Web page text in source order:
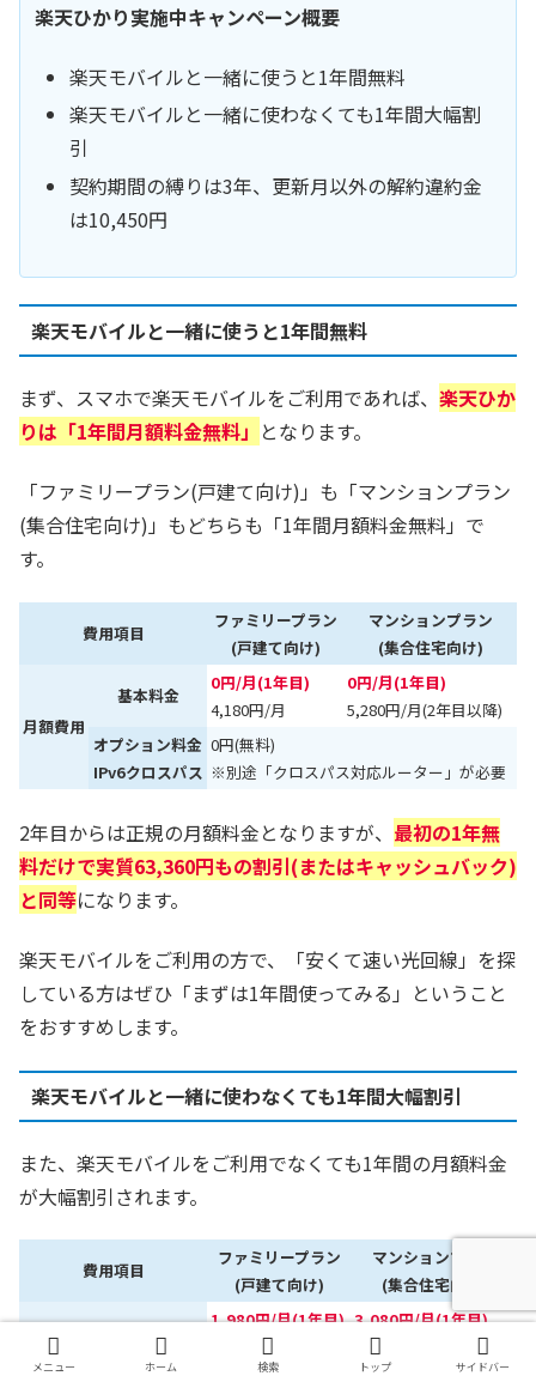
楽天ひかり実施中キャンペーン概要
楽天モバイルと一緒に使うと1年間無料
楽天モバイルと一緒に使わなくても1年間大幅割
引
契約期間の縛りは3年、更新月以外の解約違約金
は10,450円
楽天モバイルと一緒に使うと1年間無料
まず、スマホで楽天モバイルをご利用であれば、 楽天ひか
りは「1年間月額料金無料」 となります。
「ファミリープラン(戸建て向け)」も「マンションプラン
(集合住宅向け)」もどちらも「1年間月額料金無料」で
す。
費用項目
ファミリープラン
(戸建て向け)
マンションプラン
(集合住宅向け)
月額費用
基本料金
0円/月(1年目)
4,180円/月
0円/月(1年目)
5,280円/月(2年目以降)
オプション料金
IPv6クロスパス
0円(無料)
※別途「クロスパス対応ルーター」が必要
2年目からは正規の月額料金となりますが、 最初の1年無
料だけで実質63,360円もの割引(またはキャッシュバック)
と同等になります。
楽天モバイルをご利用の方で、「安くて速い光回線」を探
している方はぜひ「まずは1年間使ってみる」ということ
をおすすめします。
楽天モバイルと一緒に使わなくても1年間大幅割引
また、楽天モバイルをご利用でなくても1年間の月額料金
が大幅割引されます。
費用項目
ファミリープラン
(戸建て向け)
マンションプラン
(集合住宅向け)
月額費用
基本料金
1,980円/月(1年目) 3,080円/月(1年目)
メニュー ホーム 検索 トップ サイドバー